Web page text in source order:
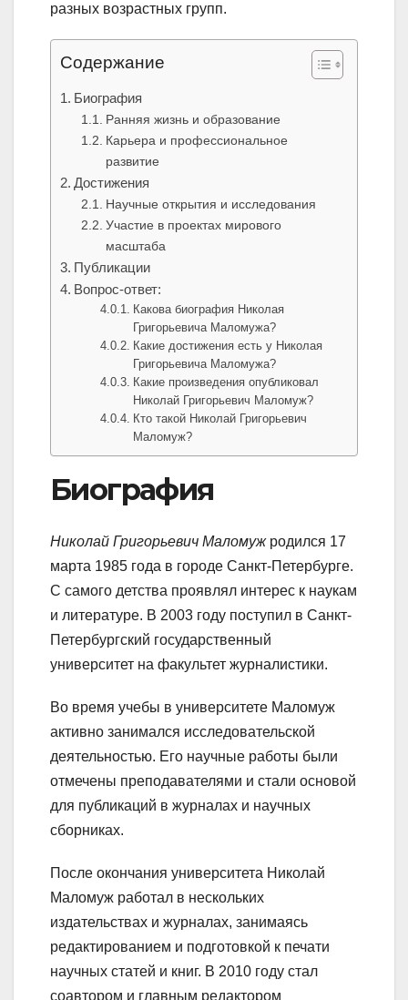
разных возрастных групп.
Содержание
Биография
Ранняя жизнь и образование
Карьера и профессиональное
развитие
Достижения
Научные открытия и исследования
Участие в проектах мирового
масштаба
Публикации
Вопрос-ответ:
Какова биография Николая
Григорьевича Маломужа?
Какие достижения есть у Николая
Григорьевича Маломужа?
Какие произведения опубликовал
Николай Григорьевич Маломуж?
Кто такой Николай Григорьевич
Маломуж?
Биография
Николай Григорьевич Маломужродился 17
марта 1985 года в городе Санкт-Петербурге.
С самого детства проявлял интерес к наукам
и литературе. В 2003 году поступил в Санкт-
Петербургский государственный
университет на факультет журналистики.
Во время учебы в университете Маломуж
активно занимался исследовательской
деятельностью. Его научные работы были
отмечены преподавателями и стали основой
для публикаций в журналах и научных
сборниках.
После окончания университета Николай
Маломуж работал в нескольких
издательствах и журналах, занимаясь
редактированием и подготовкой к печати
научных статей и книг. В 2010 году стал
соавтором и главным редактором